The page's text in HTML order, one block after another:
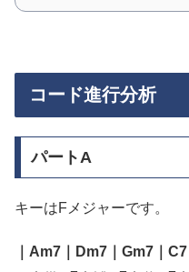
コード進行分析
パートA
キーはFメジャーです。
｜Am7｜Dm7｜Gm7｜C7